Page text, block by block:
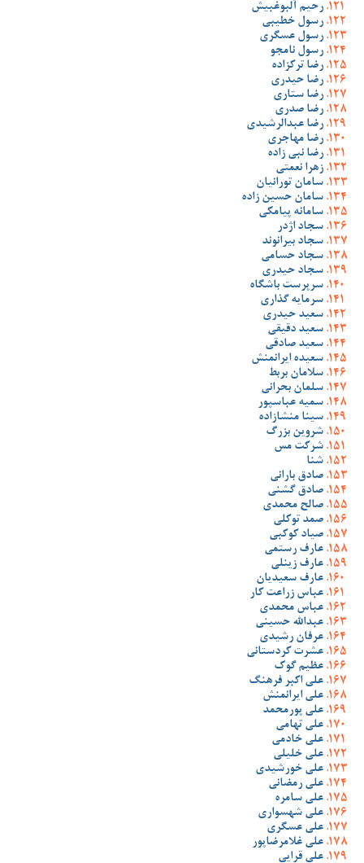
رحیم آلبوغبیش
رسول خطیبی
رسول عسگری
رسول نامجو
رضا ترکزاده
رضا حیدری
رضا ستاری
رضا صدری
رضا عبدالرشیدی
رضا مهاجری
رضا نبی زاده
زهرا نعمتی
سامان تورانیان
سامان حسین زاده
سامانه پیامکی
سجاد اژدر
سجاد بیرانوند
سجاد حسامی
سجاد حیدری
سرپرست باشگاه
سرمایه گذاری
سعید حیدری
سعید دقیقی
سعید صادقی
سعیده ایرانمنش
سلامان بربط
سلمان بحرانی
سمیه عباسپور
سینا منشازاده
شروین بزرگ
شرکت مس
شنا
صادق بارانی
صادق گشنی
صالح محمدی
صمد توکلی
صیاد کوکبی
عارف رستمی
عارف زینلی
عارف سعیدیان
عباس زراعت کار
عباس محمدی
عبدالله حسینی
عرفان رشیدی
عشرت کردستانی
عظیم گوک
علی اکبر فرهنگ
علی ایرانمنش
علی پورمحمد
علی تهامی
علی خادمی
علی خلیلی
علی خورشیدی
علی رمضانی
علی سامره
علی شهسواری
علی عسگری
علی غلامرضاپور
علی قرایی